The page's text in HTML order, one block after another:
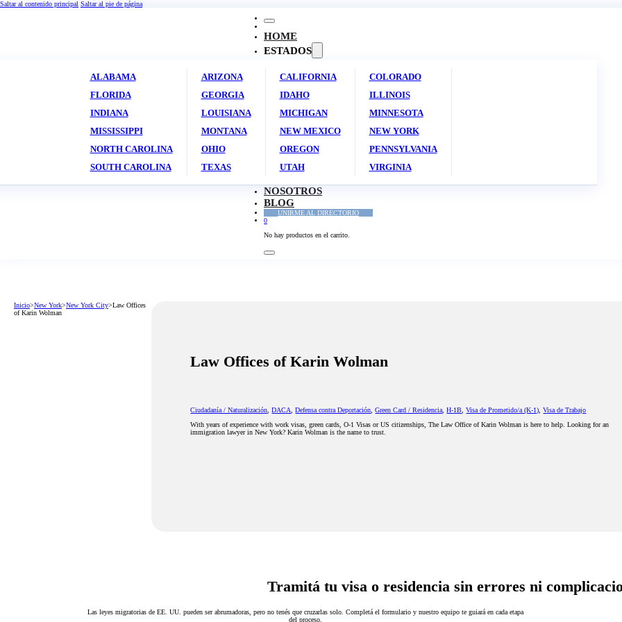
Saltar al contenido principal Saltar al pie de página
HOME
ESTADOS
ALABAMA ARIZONA CALIFORNIA
COLORADO
FLORIDA
GEORGIA IDAHO
ILLINOIS
INDIANA
LOUISIANA MICHIGAN
MINNESOTA
MISSISSIPPI
MONTANA NEW MEXICO
NEW YORK
NORTH CAROLINA
OHIO OREGON
PENNSYLVANIA
SOUTH CAROLINA
TEXAS UTAH VIRGINIA
NOSOTROS
BLOG
UNIRME AL DIRECTORIO
0
No hay productos en el carrito.
Inicio>New York>New York City>Law Offices
of Karin Wolman
Law Offices of Karin Wolman
Ciudadanía / Naturalización,DACA,Defensa contra Deportación,Green Card / Residencia,H-1B,Visa de Prometido/a (K-1),Visa de Trabajo
With years of experience with work visas, green cards, O-1 Visas or US citizenships, The Law Office of Karin Wolman is here to help. Looking for an
immigration lawyer in New York? Karin Wolman is the name to trust.
Tramitá tu visa o residencia sin errores ni
Las leyes migratorias de EE. UU. pueden ser abrumadoras, pero no tenés que cruzarlas solo. Completá el formulario y nuestro equipo te guiará en cada etapa
del proceso.